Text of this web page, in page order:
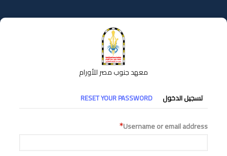
إلى
المحتوى
معهد جنوب مصر للأورام
التبويبات
الأساسية
تسجيل الدخول RESET YOUR PASSWORD
Username or email address